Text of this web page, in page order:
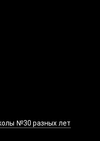
№30 разных лет